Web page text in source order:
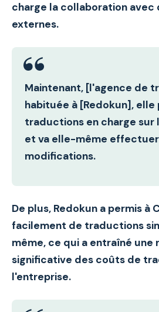
charge la collaboration avec
externes.
Maintenant, [l'agence de
habituée à [Redokun], elle
traductions en charge sur
et va elle-même
modifications.
De plus, Redokun a permis à
facilement de traductions
même, ce qui a entraîné une
significative des coûts de
l'entreprise.